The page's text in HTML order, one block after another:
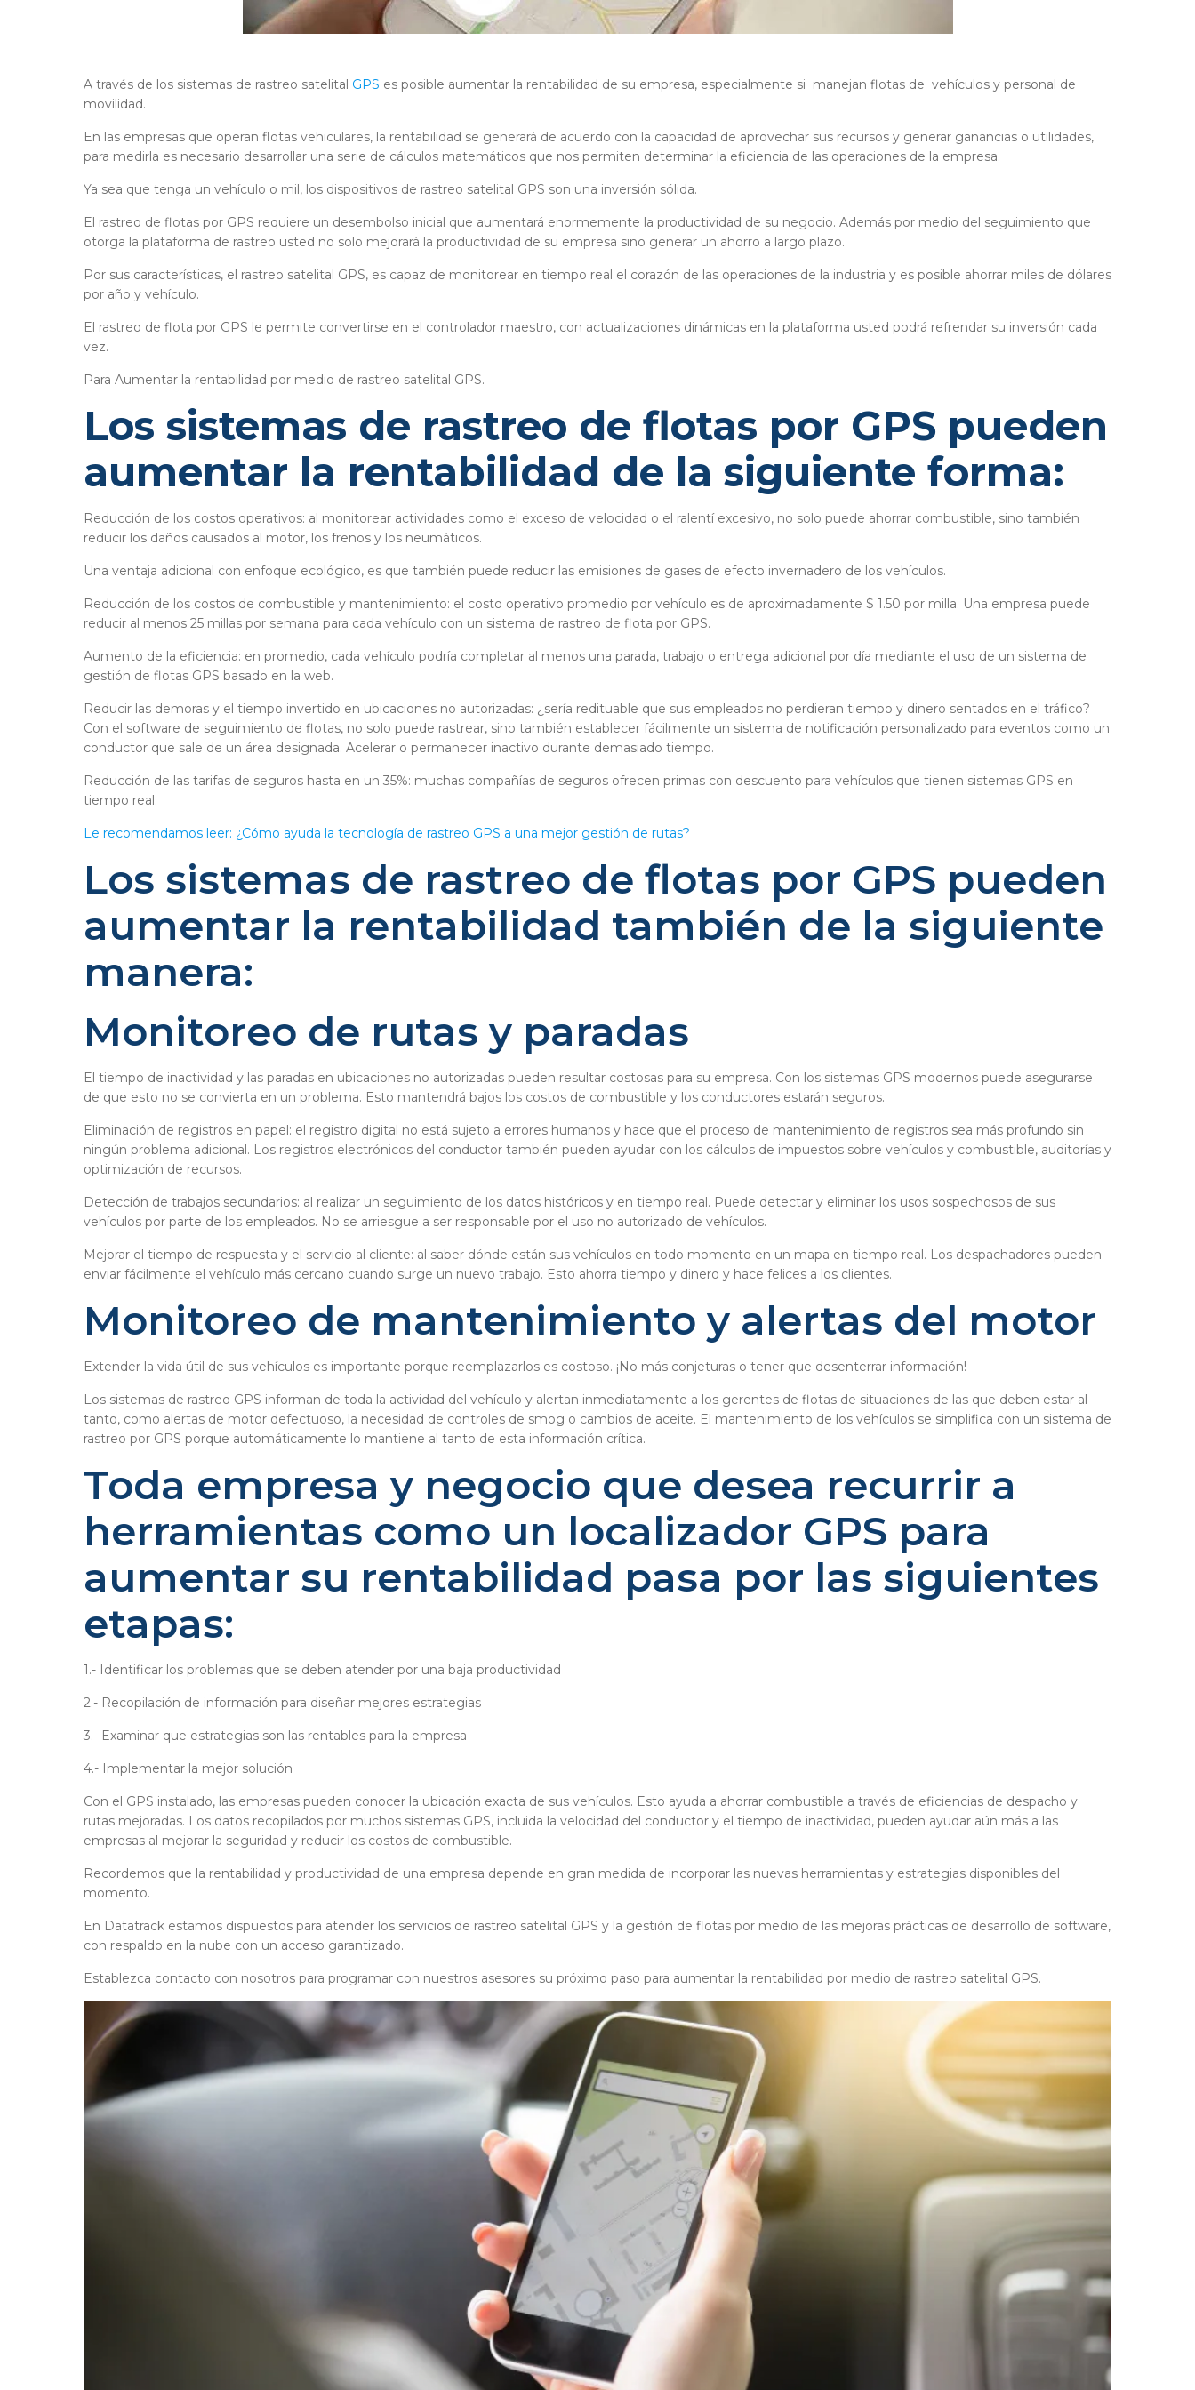
A través de los sistemas de rastreo satelital GPS es posible aumentar la rentabilidad de su empresa, especialmente si manejan flotas de vehículos y personal de
movilidad.
En las empresas que operan flotas vehiculares, la rentabilidad se generará de acuerdo con la capacidad de aprovechar sus recursos y generar ganancias o utilidades,
para medirla es necesario desarrollar una serie de cálculos matemáticos que nos permiten determinar la eficiencia de las operaciones de la empresa.
Ya sea que tenga un vehículo o mil, los dispositivos de rastreo satelital GPS son una inversión sólida.
El rastreo de flotas por GPS requiere un desembolso inicial que aumentará enormemente la productividad de su negocio. Además por medio del seguimiento que
otorga la plataforma de rastreo usted no solo mejorará la productividad de su empresa sino generar un ahorro a largo plazo.
Por sus características, el rastreo satelital GPS, es capaz de monitorear en tiempo real el corazón de las operaciones de la industria y es posible ahorrar miles de dólares
por año y vehículo.
El rastreo de flota por GPS le permite convertirse en el controlador maestro, con actualizaciones dinámicas en la plataforma usted podrá refrendar su inversión cada
vez.
Para Aumentar la rentabilidad por medio de rastreo satelital GPS.
Los sistemas de rastreo de flotas por GPS pueden
aumentar la rentabilidad de la siguiente forma:
Reducción de los costos operativos: al monitorear actividades como el exceso de velocidad o el ralentí excesivo, no solo puede ahorrar combustible, sino también
reducir los daños causados ​​al motor, los frenos y los neumáticos.
Una ventaja adicional con enfoque ecológico, es que también puede reducir las emisiones de gases de efecto invernadero de los vehículos.
Reducción de los costos de combustible y mantenimiento: el costo operativo promedio por vehículo es de aproximadamente $ 1.50 por milla. Una empresa puede
reducir al menos 25 millas por semana para cada vehículo con un sistema de rastreo de flota por GPS.
Aumento de la eficiencia: en promedio, cada vehículo podría completar al menos una parada, trabajo o entrega adicional por día mediante el uso de un sistema de
gestión de flotas GPS basado en la web.
Reducir las demoras y el tiempo invertido en ubicaciones no autorizadas: ¿sería redituable que sus empleados no perdieran tiempo y dinero sentados en el tráfico?
Con el software de seguimiento de flotas, no solo puede rastrear, sino también establecer fácilmente un sistema de notificación personalizado para eventos como un
conductor que sale de un área designada. Acelerar o permanecer inactivo durante demasiado tiempo.
Reducción de las tarifas de seguros hasta en un 35%: muchas compañías de seguros ofrecen primas con descuento para vehículos que tienen sistemas GPS en
tiempo real.
Le recomendamos leer: ¿Cómo ayuda la tecnología de rastreo GPS a una mejor gestión de rutas?
Los sistemas de rastreo de flotas por GPS pueden
aumentar la rentabilidad también de la siguiente
manera:
Monitoreo de rutas y paradas
El tiempo de inactividad y las paradas en ubicaciones no autorizadas pueden resultar costosas para su empresa. Con los sistemas GPS modernos puede asegurarse
de que esto no se convierta en un problema. Esto mantendrá bajos los costos de combustible y los conductores estarán seguros.
Eliminación de registros en papel: el registro digital no está sujeto a errores humanos y hace que el proceso de mantenimiento de registros sea más profundo sin
ningún problema adicional. Los registros electrónicos del conductor también pueden ayudar con los cálculos de impuestos sobre vehículos y combustible, auditorías y
optimización de recursos.
Detección de trabajos secundarios: al realizar un seguimiento de los datos históricos y en tiempo real. Puede detectar y eliminar los usos sospechosos de sus
vehículos por parte de los empleados. No se arriesgue a ser responsable por el uso no autorizado de vehículos.
Mejorar el tiempo de respuesta y el servicio al cliente: al saber dónde están sus vehículos en todo momento en un mapa en tiempo real. Los despachadores pueden
enviar fácilmente el vehículo más cercano cuando surge un nuevo trabajo. Esto ahorra tiempo y dinero y hace felices a los clientes.
Monitoreo de mantenimiento y alertas del motor
Extender la vida útil de sus vehículos es importante porque reemplazarlos es costoso. ¡No más conjeturas o tener que desenterrar información!
Los sistemas de rastreo GPS informan de toda la actividad del vehículo y alertan inmediatamente a los gerentes de flotas de situaciones de las que deben estar al
tanto, como alertas de motor defectuoso, la necesidad de controles de smog o cambios de aceite. El mantenimiento de los vehículos se simplifica con un sistema de
rastreo por GPS porque automáticamente lo mantiene al tanto de esta información crítica.
Toda empresa y negocio que desea recurrir a
herramientas como un localizador GPS para
aumentar su rentabilidad pasa por las siguientes
etapas:
1.- Identificar los problemas que se deben atender por una baja productividad
2.- Recopilación de información para diseñar mejores estrategias
3.- Examinar que estrategias son las rentables para la empresa
4.- Implementar la mejor solución
Con el GPS instalado, las empresas pueden conocer la ubicación exacta de sus vehículos. Esto ayuda a ahorrar combustible a través de eficiencias de despacho y
rutas mejoradas. Los datos recopilados por muchos sistemas GPS, incluida la velocidad del conductor y el tiempo de inactividad, pueden ayudar aún más a las
empresas al mejorar la seguridad y reducir los costos de combustible.
Recordemos que la rentabilidad y productividad de una empresa depende en gran medida de incorporar las nuevas herramientas y estrategias disponibles del
momento.
En Datatrack estamos dispuestos para atender los servicios de rastreo satelital GPS y la gestión de flotas por medio de las mejoras prácticas de desarrollo de software,
con respaldo en la nube con un acceso garantizado.
Establezca contacto con nosotros para programar con nuestros asesores su próximo paso para aumentar la rentabilidad por medio de rastreo satelital GPS.